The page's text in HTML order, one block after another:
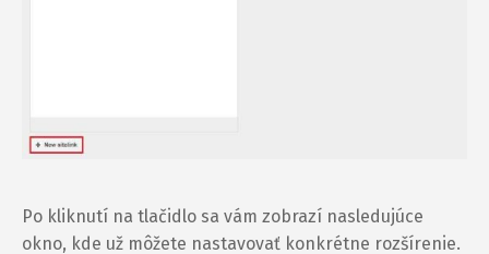
Po kliknutí na tlačidlo sa vám zobrazí nasledujúce
okno, kde už môžete nastavovať konkrétne rozšírenie.